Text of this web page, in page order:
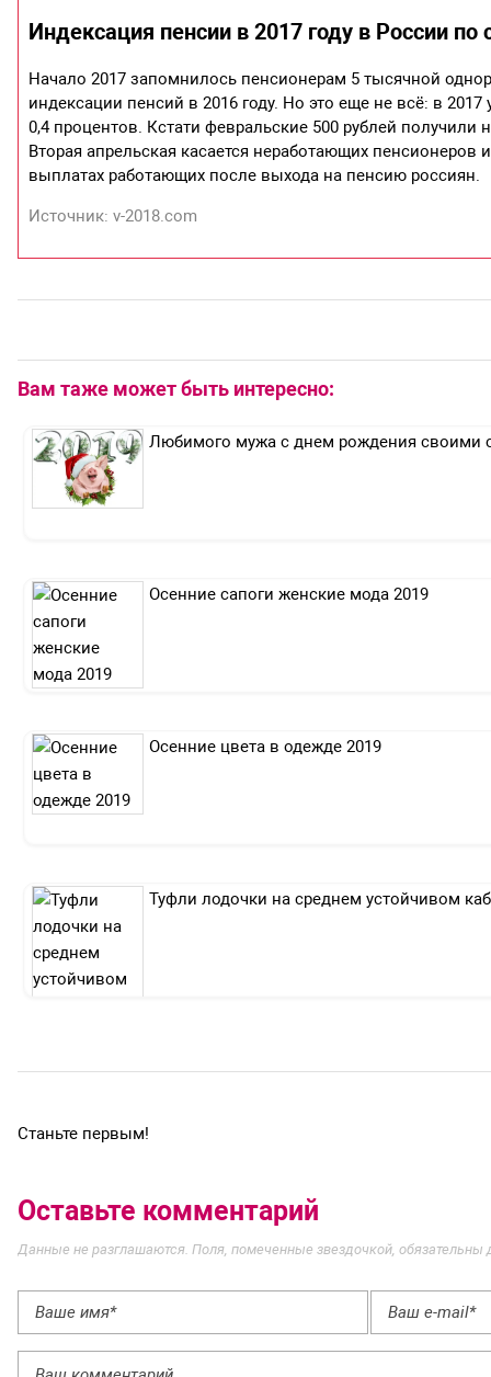
Индексация пенсии в 2017 году в России
Начало 2017 запомнилось пенсионерам 5 тысячной
индексации пенсий в 2016 году. Но это еще не всё: в
0,4 процентов. Кстати февральские 500 рублей получили
Вторая апрельская касается неработающих
выплатах работающих после выхода на пенсию россиян.
Источник: v-2018.com
Вам таже может быть интересно:
Любимого мужа с днем рождения своими
Осенние сапоги женские мода 2019
Осенние цвета в одежде 2019
Туфли лодочки на среднем устойчивом
Станьте первым!
Оставьте комментарий
Данные не разглашаются. Поля, помеченные звездочкой, обязательны